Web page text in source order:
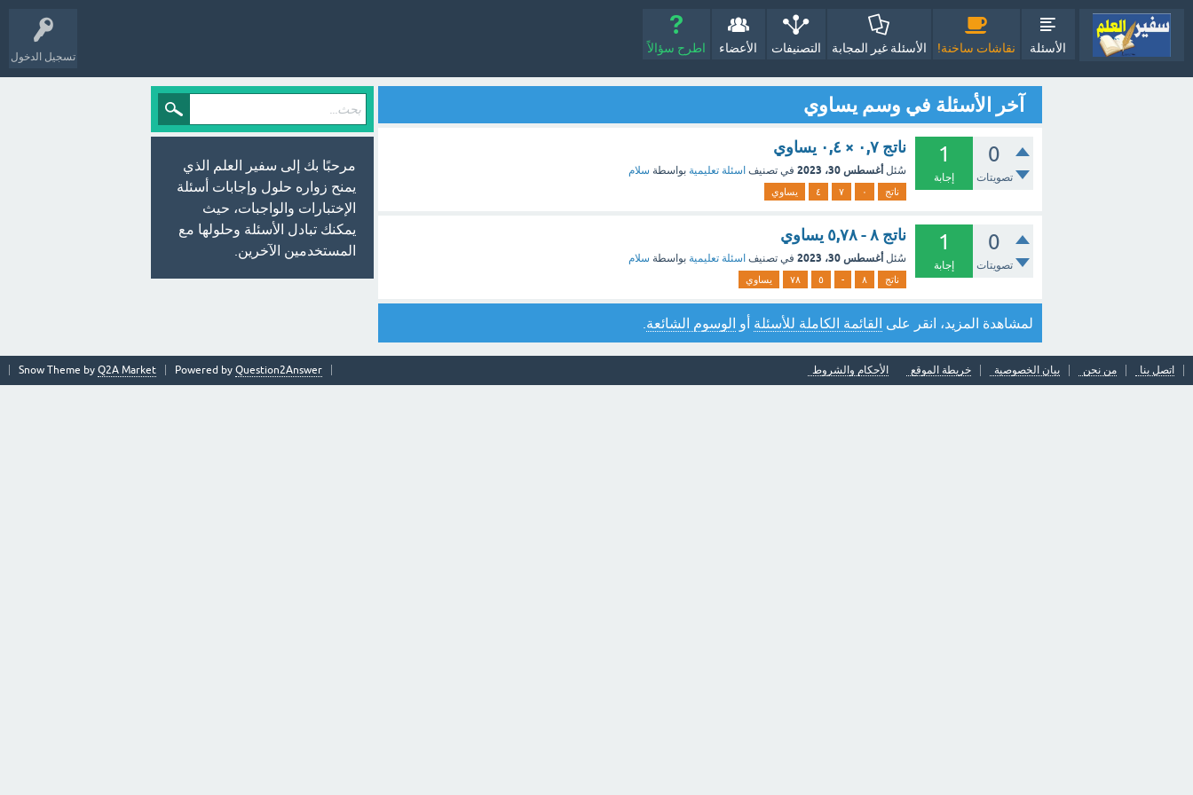
تسجيل الدخول
الأسئلة نقاشات ساخنة! الأسئلة غير المجابة التصنيفات الأعضاء اطرح سؤالاً
آخر الأسئلة في وسم يساوي
0
تصويتات
1
إجابة
ناتج ٠,٧ × ٠,٤ يساوي
سُئل أغسطس 30، 2023 في تصنيف اسئلة تعليمية بواسطة سلام
ناتج ٠ ٧ ٤ يساوي
0
تصويتات
1
إجابة
ناتج ٨ - ٥,٧٨ يساوي
سُئل أغسطس 30، 2023 في تصنيف اسئلة تعليمية بواسطة سلام
ناتج ٨ - ٥ ٧٨ يساوي
لمشاهدة المزيد، انقر على القائمة الكاملة للأسئلة أو الوسوم الشائعة
مرحبًا بك إلى سفير العلم الذي
يمنح زواره حلول وإجابات أسئلة
الإختبارات والواجبات، حيث
يمكنك تبادل الأسئلة وحلولها مع
المستخدمين الآخرين.
اتصل بنا من نحن بيان الخصوصية خريطة الموقع الأحكام والشروط Snow Theme by Q2A Market Powered by Question2Answer